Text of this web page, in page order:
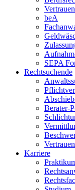
beA
SEPA
Rechtsuchende
Berater-
Karriere